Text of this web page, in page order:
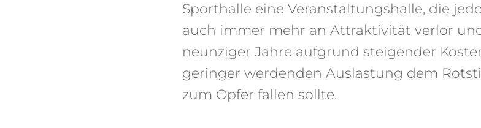
Sporthalle eine Veranstaltungshalle, die
auch immer mehr an Attraktivität verlor
neunziger Jahre aufgrund steigender
geringer werdenden Auslastung dem
zum Opfer fallen sollte.